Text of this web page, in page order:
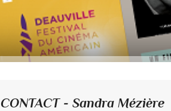
CONTACT - Sandra Mézière